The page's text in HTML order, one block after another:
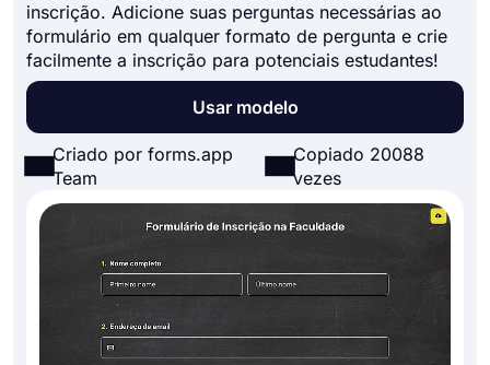
inscrição. Adicione suas perguntas necessárias ao
formulário em qualquer formato de pergunta e crie
facilmente a inscrição para potenciais estudantes!
Usar modelo
Criado por forms.app
Team
Copiado 20088
vezes